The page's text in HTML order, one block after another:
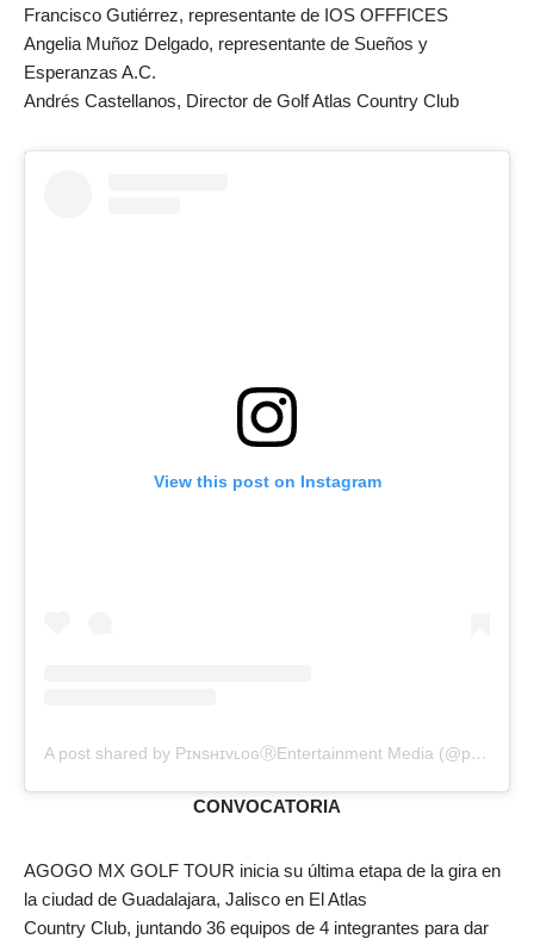
Francisco Gutiérrez, representante de IOS OFFFICES
Angelia Muñoz Delgado, representante de Sueños y
Esperanzas A.C.
Andrés Castellanos, Director de Golf Atlas Country Club
View this post on Instagram
A post shared by PɪɴsʜɪᴠʟᴏɢⓇEntertainment Media (@pinshivlog)
CONVOCATORIA
AGOGO MX GOLF TOUR inicia su última etapa de la gira en
la ciudad de Guadalajara, Jalisco en El Atlas
Country Club, juntando 36 equipos de 4 integrantes para dar